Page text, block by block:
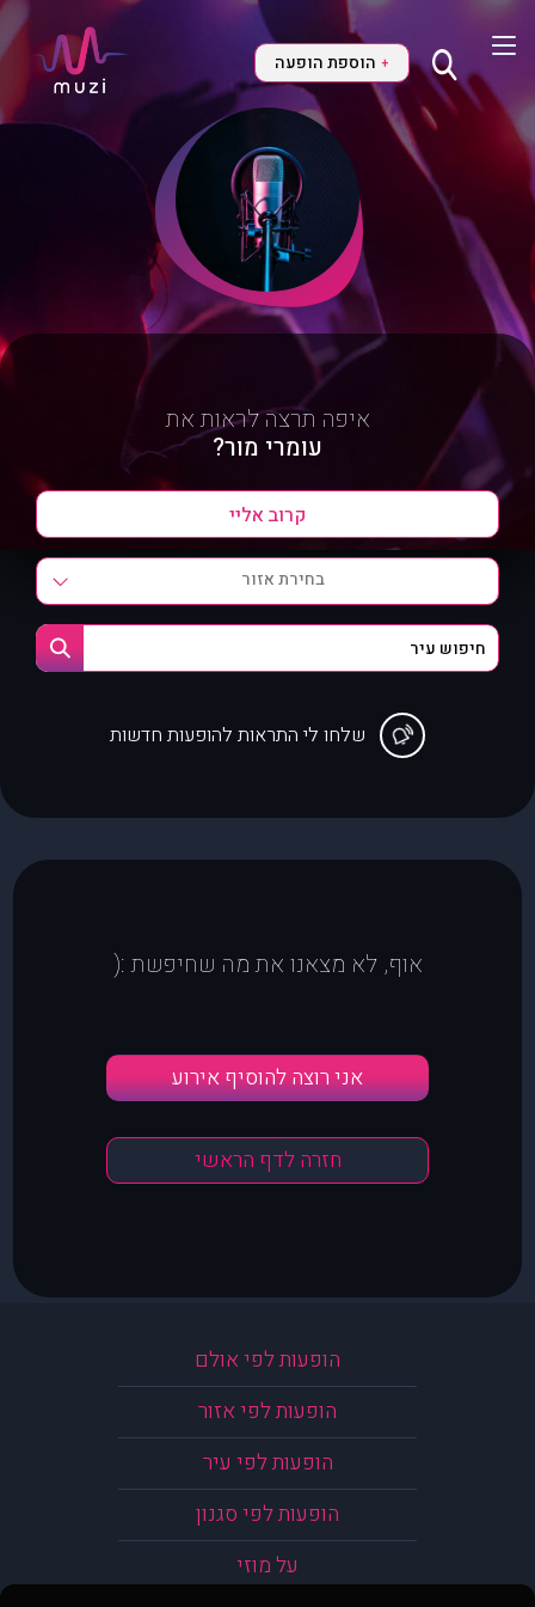
+ הוספת הופעה
איפה תרצה לראות את
עומרי מור?
בחירת אזור
שלחו לי התראות להופעות חדשות
אוף, לא מצאנו את מה שחיפשת :(
אני רוצה להוסיף אירוע
חזרה לדף הראשי
הופעות לפי אולם
הופעות לפי אזור
הופעות לפי עיר
הופעות לפי סגנון
על מוזי